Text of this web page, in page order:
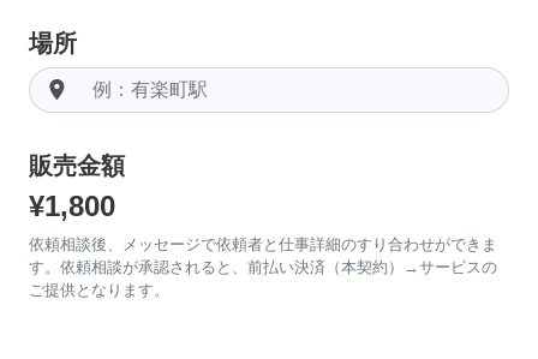
場所
room
販売金額
¥1,800
依頼相談後、メッセージで依頼者と仕事詳細のすり合わせができま
す。依頼相談が承認されると、前払い決済（本契約）→サービスの
ご提供となります。